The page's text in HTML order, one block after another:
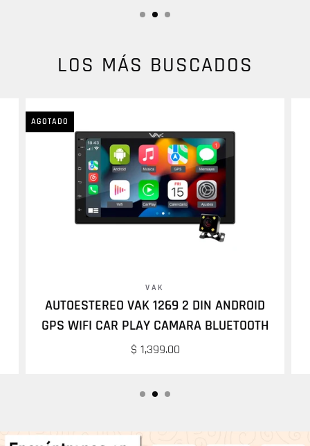
LOS MÁS BUSCADOS
AGOTADO
VAK
AUTOESTEREO VAK 1269 2 DIN ANDROID
GPS WIFI CAR PLAY CAMARA BLUETOOTH
$ 1,399.00